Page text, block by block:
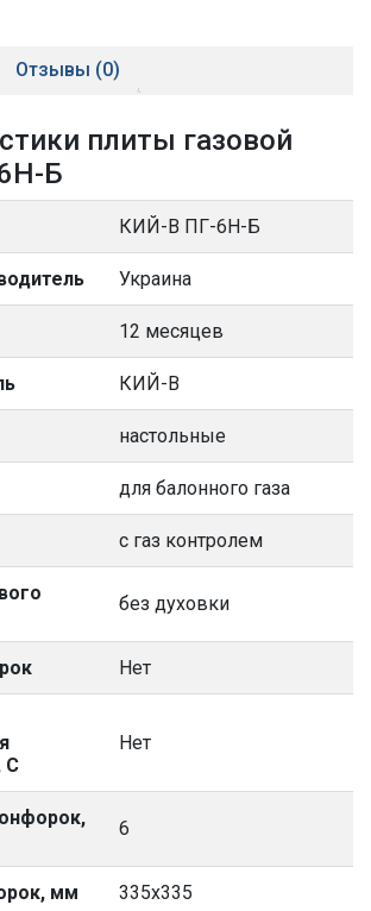
Отзывы (0)
плиты газовой
Б
КИЙ-В ПГ-6Н-Б
Украина
12 месяцев
КИЙ-В
настольные
для балонного газа
с газ контролем
без духовки
Нет
С
Нет
6
мм 335х335